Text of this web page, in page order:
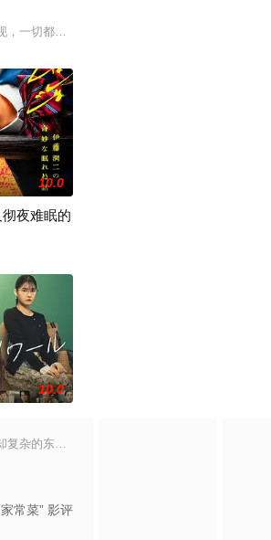
材自日本首位专业女护士大关和与铃木雅的真
，一切都会结束。 一对高中情侣努力守护他们的秘
局、盯着行李
爱、工作、家庭等方面不如意的现实时，在“35岁
”。少子化、医生短缺、地方产科接连关闭……在
10.0
夜难眠的
10.0
复杂的东京池袋地区。西池袋警署新设立了“犯
常菜” 影评